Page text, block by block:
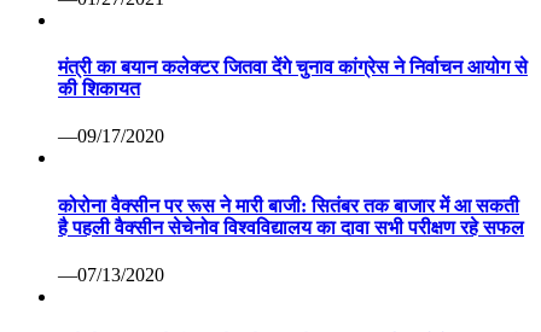
मंत्री का बयान कलेक्टर जितवा देंगे चुनाव कांग्रेस ने निर्वाचन आयोग से
की शिकायत
—09/17/2020
कोरोना वैक्सीन पर रूस ने मारी बाजी: सितंबर तक बाजार में आ सकती
है पहली वैक्सीन सेचेनोव विश्वविद्यालय का दावा सभी परीक्षण रहे सफल
—07/13/2020